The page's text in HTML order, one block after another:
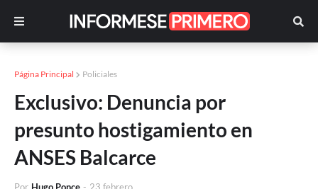
Página Principal Policiales
Exclusivo: Denuncia por
presunto hostigamiento en
ANSES Balcarce